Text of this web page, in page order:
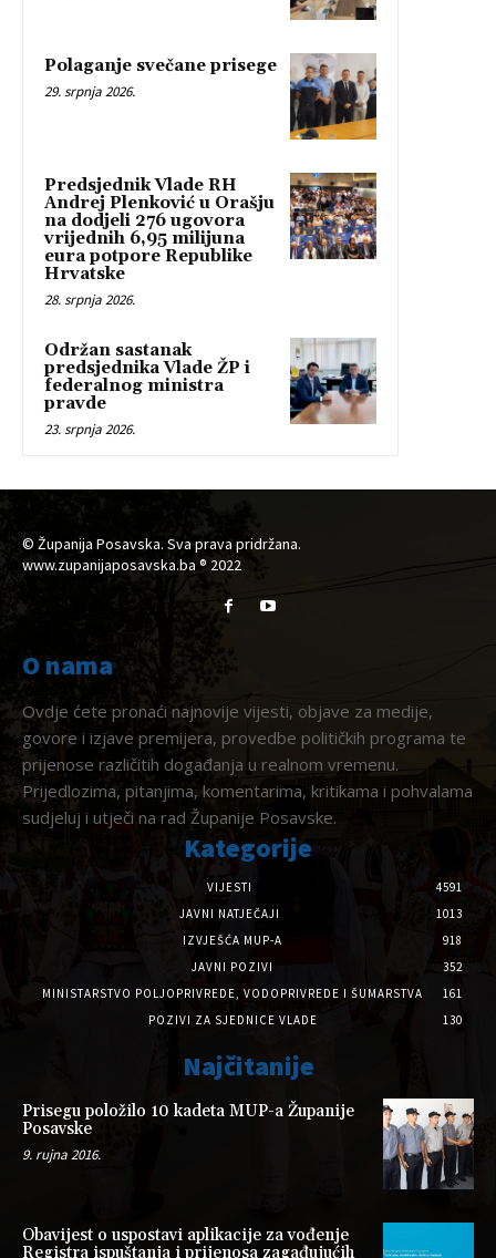
Polaganje svečane prisege
29. srpnja 2026.
Predsjednik Vlade RH
Andrej Plenković u Orašju
na dodjeli 276 ugovora
vrijednih 6,95 milijuna
eura potpore Republike
Hrvatske
28. srpnja 2026.
Održan sastanak
predsjednika Vlade ŽP i
federalnog ministra
pravde
23. srpnja 2026.
© Županija Posavska. Sva prava pridržana.
www.zupanijaposavska.ba ® 2022
O nama
Ovdje ćete pronaći najnovije vijesti, objave za medije,
govore i izjave premijera, provedbe političkih programa te
prijenose različitih događanja u realnom vremenu.
Prijedlozima, pitanjima, komentarima, kritikama i pohvalama
sudjeluj i utječi na rad Županije Posavske.
Kategorije
VIJESTI
4591
JAVNI NATJEČAJI
1013
IZVJEŠĆA MUP-A
918
JAVNI POZIVI
352
MINISTARSTVO POLJOPRIVREDE, VODOPRIVREDE I ŠUMARSTVA
161
POZIVI ZA SJEDNICE VLADE
130
Najčitanije
Prisegu položilo 10 kadeta MUP-a Županije
Posavske
9. rujna 2016.
Obavijest o uspostavi aplikacije za vođenje
Registra ispuštanja i prijenosa zagađujućih